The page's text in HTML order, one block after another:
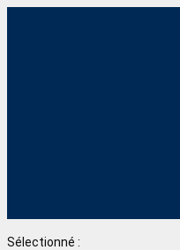
Sélectionné :